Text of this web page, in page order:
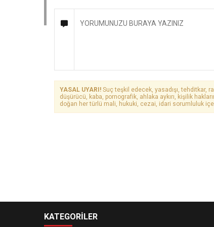
YASAL UYARI! Suç teşkil edecek, yasadışı, tehditkar,
düşürücü, kaba, pornografik, ahlaka aykırı, kişilik
doğan her türlü mali, hukuki, cezai, idari sorumluluk
KATEGORİLER